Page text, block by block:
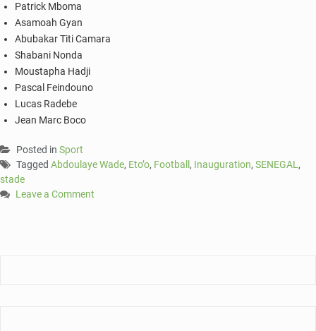
Patrick Mboma
Asamoah Gyan
Abubakar Titi Camara
Shabani Nonda
Moustapha Hadji
Pascal Feindouno
Lucas Radebe
Jean Marc Boco
Posted in Sport
Tagged Abdoulaye Wade, Eto’o, Football , Inauguration, SENEGAL,
stade
Leave a Comment